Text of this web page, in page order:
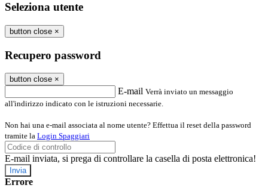
Seleziona utente
button close ×
Recupero password
button close ×
E-mail Verrà inviato un messaggio
all'indirizzo indicato con le istruzioni necessarie.
Non hai una e-mail associata al nome utente? Effettua il reset della password
tramite la Login Spaggiari
E-mail inviata, si prega di controllare la casella di posta elettronica!
Errore